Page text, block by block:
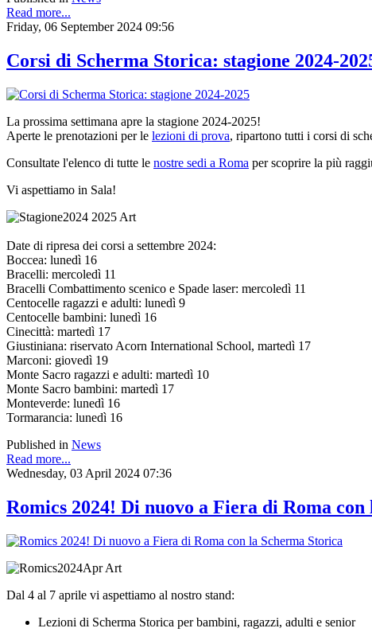
Read more...
Friday, 06 September 2024 09:56
Corsi di Scherma Storica: stagione 2024-
La prossima settimana apre la stagione 2024-2025!
Aperte le prenotazioni per le lezioni di prova, ripartono tutti i corsi di
Consultate l'elenco di tutte le nostre sedi a Roma per scoprire la più
Vi aspettiamo in Sala!
Date di ripresa dei corsi a settembre 2024:
Boccea: lunedì 16
Bracelli: mercoledì 11
Bracelli Combattimento scenico e Spade laser: mercoledì 11
Centocelle ragazzi e adulti: lunedì 9
Centocelle bambini: lunedì 16
Cinecittà: martedì 17
Giustiniana: riservato Acorn International School, martedì 17
Marconi: giovedì 19
Monte Sacro ragazzi e adulti: martedì 10
Monte Sacro bambini: martedì 17
Monteverde: lunedì 16
Tormarancia: lunedì 16
Published in News
Read more...
Wednesday, 03 April 2024 07:36
Romics 2024! Di nuovo a Fiera di Roma
Dal 4 al 7 aprile vi aspettiamo al nostro stand:
Lezioni di Scherma Storica per bambini, ragazzi, adulti e senior